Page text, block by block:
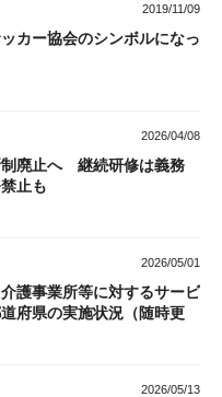
2019/11/09
カー協会のシンボルになっ
2026/04/08
制廃止へ 継続研修は義務
止も
2026/05/01
介護事業所等に対するサービ
府県の実施状況（随時更
2026/05/13